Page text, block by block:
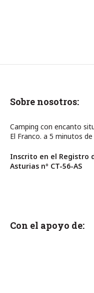
Sobre nosotros:
Camping con encanto
El Franco. a 5 minutos
Inscrito en el Registro
Asturias nº CT-56-AS
Con el apoyo de: